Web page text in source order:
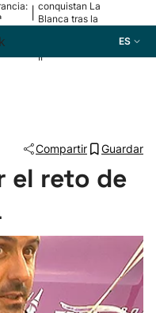
conquistan La
Blanca tras la
II
ES
Compartir Guardar
el reto de